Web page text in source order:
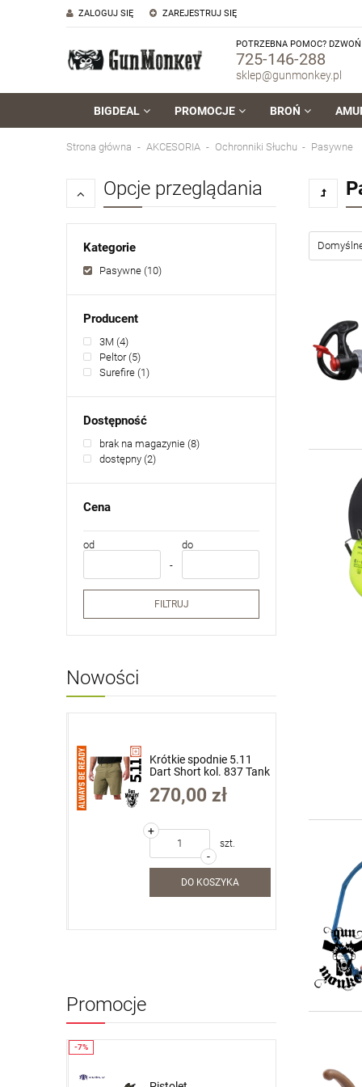
ZAREJESTRUJ SIĘ
ZALOGUJ SIĘ
POTRZEBNA POMOC?
725-146-288
sklep@gunmonkey.pl
BIGDEAL PROMOCJE BROŃ
Strona główna AKCESORIA Ochronniki Słuchu Pasywne
Opcje przeglądania
Kategorie
Pasywne (10)
Producent
3M (4)
Peltor (5)
Surefire (1)
Dostępność
brak na magazynie (8)
dostępny (2)
Cena
od do
FILTRUJ
Nowości
Krótkie spodnie 5.11
Dart Short kol. 837 Tank
270,00 zł
-
+
szt.
DO KOSZYKA
Promocje